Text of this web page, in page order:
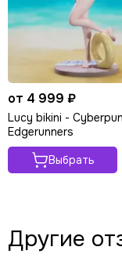
от 4 999 ₽
Lucy bikini -
Edgerunners
Выбрать
Другие